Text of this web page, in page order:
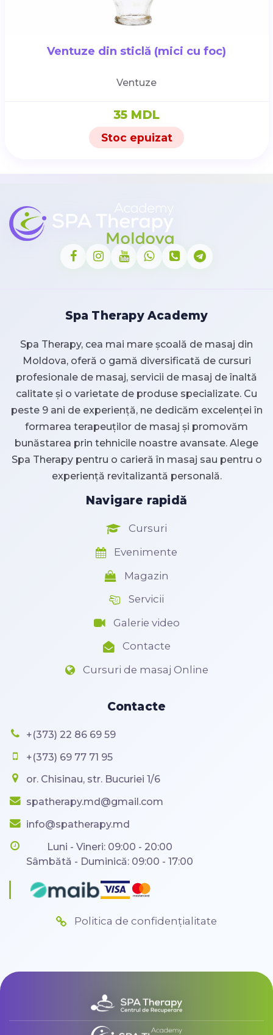
Ventuze din sticlă (mici cu foc)
Ventuze
35 MDL
Stoc epuizat
Spa Therapy Academy
Spa Therapy, cea mai mare școală de masaj din
Moldova, oferă o gamă diversificată de cursuri
profesionale de masaj, servicii de masaj de înaltă
calitate și o varietate de produse specializate. Cu
peste 9 ani de experiență, ne dedicăm excelenței în
formarea terapeuților de masaj și promovăm
bunăstarea prin tehnicile noastre avansate. Alege
Spa Therapy pentru o carieră în masaj sau pentru o
experiență revitalizantă personală.
Navigare rapidă
Cursuri
Evenimente
Magazin
Servicii
Galerie video
Contacte
Cursuri de masaj Online
Contacte
+(373) 22 86 69 59
+(373) 69 77 71 95
or. Chisinau, str. Bucuriei 1/6
spatherapy.md@gmail.com
info@spatherapy.md
Luni - Vineri: 09:00 - 20:00
Sâmbătă - Duminică: 09:00 - 17:00
Politica de confidențialitate